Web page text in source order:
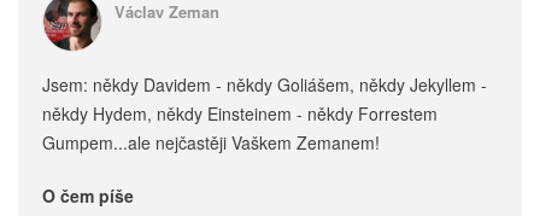
Václav Zeman
Jsem: někdy Davidem - někdy Goliášem, někdy Jekyllem -
někdy Hydem, někdy Einsteinem - někdy Forrestem
Gumpem...ale nejčastěji Vaškem Zemanem!
O čem píše